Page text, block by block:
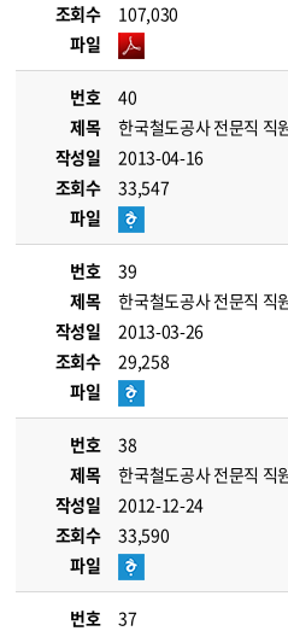
조회수
107,030
파일
번호
40
제목
한국철도공사 전문직 직
작성일
2013-04-16
조회수
33,547
파일
번호
39
제목
한국철도공사 전문직 직
작성일
2013-03-26
조회수
29,258
파일
번호
38
제목
한국철도공사 전문직 직
작성일
2012-12-24
조회수
33,590
파일
번호
37